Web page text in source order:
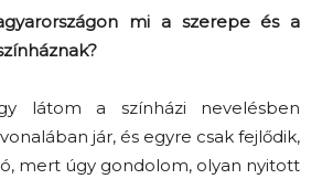
mi a szerepe és a
látom a színházi nevelésben
jár, és egyre csak fejlődik,
mert úgy gondolom, olyan nyitott